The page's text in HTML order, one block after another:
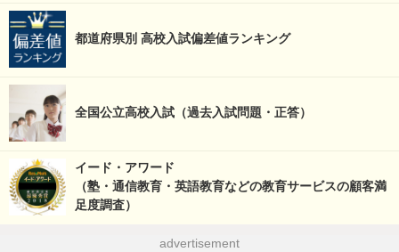
都道府県別 高校入試偏差値ランキング
全国公立高校入試（過去入試問題・正答）
イード・アワード
（塾・通信教育・英語教育などの教育サービスの顧客満
足度調査）
advertisement